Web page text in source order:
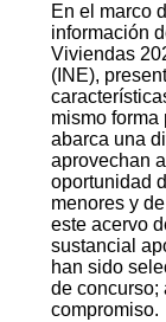
En el marco
información
Viviendas
(INE),
mismo
abarca una
aprovechan
oportunidad
menores y
este acervo
sustancial
han sido
de concurso;
compromiso.